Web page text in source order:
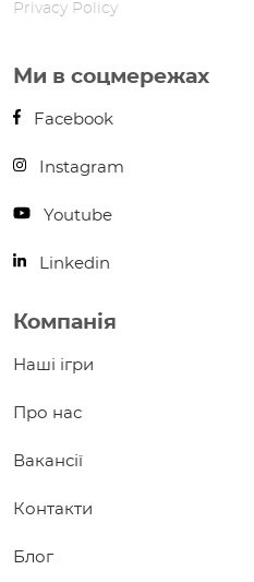
Privacy Policy
Ми в соцмережах
Facebook
Instagram
Youtube
Linkedin
Компанія
Наші ігри
Про нас
Вакансії
Контакти
Блог